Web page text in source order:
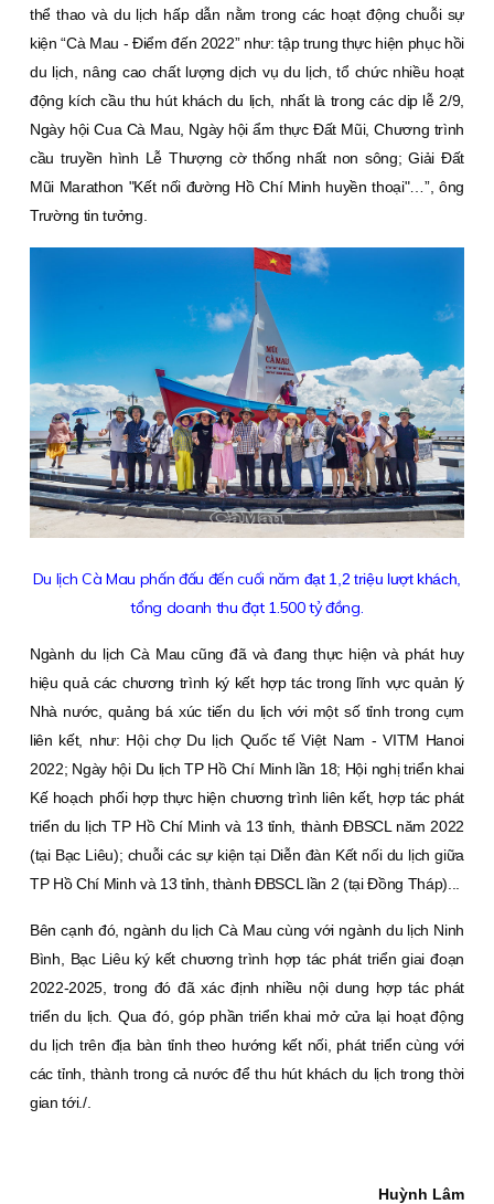
thể thao và du lịch hấp dẫn nằm trong các hoạt động chuỗi sự
kiện “Cà Mau - Điểm đến 2022” như: tập trung thực hiện phục hồi
du lịch, nâng cao chất lượng dịch vụ du lịch, tổ chức nhiều hoạt
động kích cầu thu hút khách du lịch, nhất là trong các dịp lễ 2/9,
Ngày hội Cua Cà Mau, Ngày hội ẩm thực Đất Mũi, Chương trình
cầu truyền hình Lễ Thượng cờ thống nhất non sông; Giải Đất
Mũi Marathon "Kết nối đường Hồ Chí Minh huyền thoại"…”, ông
Trường tin tưởng.
Du lịch Cà Mau phấn đấu đến cuối năm đạt 1,2 triệu lượt khách,
tổng doanh thu đạt 1.500 tỷ đồng.
Ngành du lịch Cà Mau cũng đã và đang thực hiện và phát huy
hiệu quả các chương trình ký kết hợp tác trong lĩnh vực quản lý
Nhà nước, quảng bá xúc tiến du lịch với một số tỉnh trong cụm
liên kết, như: Hội chợ Du lịch Quốc tế Việt Nam - VITM Hanoi
2022; Ngày hội Du lịch TP Hồ Chí Minh lần 18; Hội nghị triển khai
Kế hoạch phối hợp thực hiện chương trình liên kết, hợp tác phát
triển du lịch TP Hồ Chí Minh và 13 tỉnh, thành ĐBSCL năm 2022
(tại Bạc Liêu); chuỗi các sự kiện tại Diễn đàn Kết nối du lịch giữa
TP Hồ Chí Minh và 13 tỉnh, thành ĐBSCL lần 2 (tại Đồng Tháp)...
Bên cạnh đó, ngành du lịch Cà Mau cùng với ngành du lịch Ninh
Bình, Bạc Liêu ký kết chương trình hợp tác phát triển giai đoạn
2022-2025, trong đó đã xác định nhiều nội dung hợp tác phát
triển du lịch. Qua đó, góp phần triển khai mở cửa lại hoạt động
du lịch trên địa bàn tỉnh theo hướng kết nối, phát triển cùng với
các tỉnh, thành trong cả nước để thu hút khách du lịch trong thời
gian tới./.
Huỳnh Lâm